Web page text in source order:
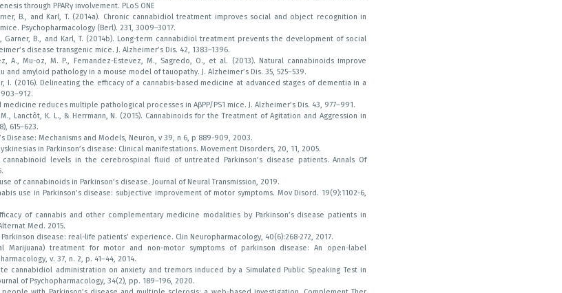
through PPARγ involvement. PLoS ONE
B., and Karl, T. (2014a). Chronic cannabidiol treatment improves social and object recognition in
Psychopharmacology (Berl). 231, 3009–3017.
Garner, B., and Karl, T. (2014b). Long-term cannabidiol treatment prevents the development of social
disease transgenic mice. J. Alzheimer’s Dis. 42, 1383–1396.
A., Mu-oz, M. P., Fernandez-Estevez, M., Sagredo, O., et al. (2013). Natural cannabinoids improve
amyloid pathology in a mouse model of tauopathy. J. Alzheimer’s Dis. 35, 525–539.
I. (2016). Delineating the efficacy of a cannabis-based medicine at advanced stages of dementia in a
medicine reduces multiple pathological processes in AβPP/PS1 mice. J. Alzheimer’s Dis. 43, 977–991.
M., Lanctôt, K. L., & Herrmann, N. (2015). Cannabinoids for the Treatment of Agitation and Aggression in
615–623.
Disease: Mechanisms and Models, Neuron, v 39, n 6, p 889-909, 2003.
in Parkinson’s disease: Clinical manifestations. Movement Disorders, 20, 11, 2005.
cannabinoid levels in the cerebrospinal fluid of untreated Parkinson’s disease patients. Annals Of
of cannabinoids in Parkinson’s disease. Journal of Neural Transmission, 2019.
use in Parkinson’s disease: subjective improvement of motor symptoms. Mov Disord. 19(9):1102-6,
of cannabis and other complementary medicine modalities by Parkinson’s disease patients in
Med. 2015.
disease: real-life patients’ experience. Clin Neuropharmacology, 40(6):268-272, 2017.
Marijuana) treatment for motor and non-motor symptoms of parkinson disease: An open-label
v. 37, n. 2, p. 41–44, 2014.
cannabidiol administration on anxiety and tremors induced by a Simulated Public Speaking Test in
of Psychopharmacology, 34(2), pp. 189–196, 2020.